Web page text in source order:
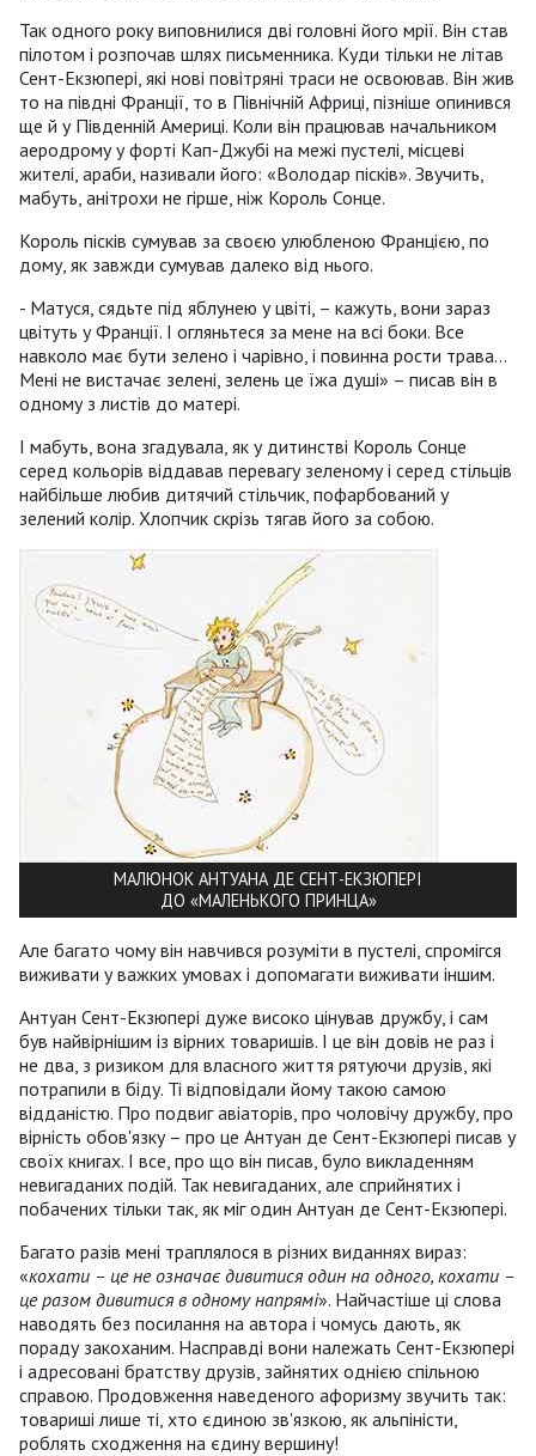
Так одного року виповнилися дві головні його мрії. Він став
пілотом і розпочав шлях письменника. Куди тільки не літав
Сент-Екзюпері, які нові повітряні траси не освоював. Він жив
то на півдні Франції, то в Північній Африці, пізніше опинився
ще й у Південній Америці. Коли він працював начальником
аеродрому у форті Кап-Джубі на межі пустелі, місцеві
жителі, араби, називали його: «Володар пісків». Звучить,
мабуть, анітрохи не гірше, ніж Король Сонце.
Король пісків сумував за своєю улюбленою Францією, по
дому, як завжди сумував далеко від нього.
- Матуся, сядьте під яблунею у цвіті, – кажуть, вони зараз
цвітуть у Франції. І огляньтеся за мене на всі боки. Все
навколо має бути зелено і чарівно, і повинна рости трава…
Мені не вистачає зелені, зелень це їжа душі» – писав він в
одному з листів до матері.
І мабуть, вона згадувала, як у дитинстві Король Сонце
серед кольорів віддавав перевагу зеленому і серед стільців
найбільше любив дитячий стільчик, пофарбований у
зелений колір. Хлопчик скрізь тягав його за собою.
МАЛЮНОК АНТУАНА ДЕ СЕНТ-ЕКЗЮПЕРІ
ДО «МАЛЕНЬКОГО ПРИНЦА»
Але багато чому він навчився розуміти в пустелі, спромігся
виживати у важких умовах і допомагати виживати іншим.
Антуан Сент-Екзюпері дуже високо цінував дружбу, і сам
був найвірнішим із вірних товаришів. І це він довів не раз і
не два, з ризиком для власного життя рятуючи друзів, які
потрапили в біду. Ті відповідали йому такою самою
відданістю. Про подвиг авіаторів, про чоловічу дружбу, про
вірність обов'язку – про це Антуан де Сент-Екзюпері писав у
своїх книгах. І все, про що він писав, було викладенням
невигаданих подій. Так невигаданих, але сприйнятих і
побачених тільки так, як міг один Антуан де Сент-Екзюпері.
Багато разів мені траплялося в різних виданнях вираз:
«кохати – це не означає дивитися один на одного, кохати –
це разом дивитися в одному напрямі». Найчастіше ці слова
наводять без посилання на автора і чомусь дають, як
пораду закоханим. Насправді вони належать Сент-Екзюпері
і адресовані братству друзів, зайнятих однією спільною
справою. Продовження наведеного афоризму звучить так:
товариші лише ті, хто єдиною зв'язкою, як альпіністи,
роблять сходження на єдину вершину!